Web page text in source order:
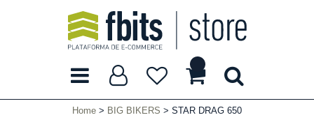
Home BIG BIKERS STAR DRAG 650